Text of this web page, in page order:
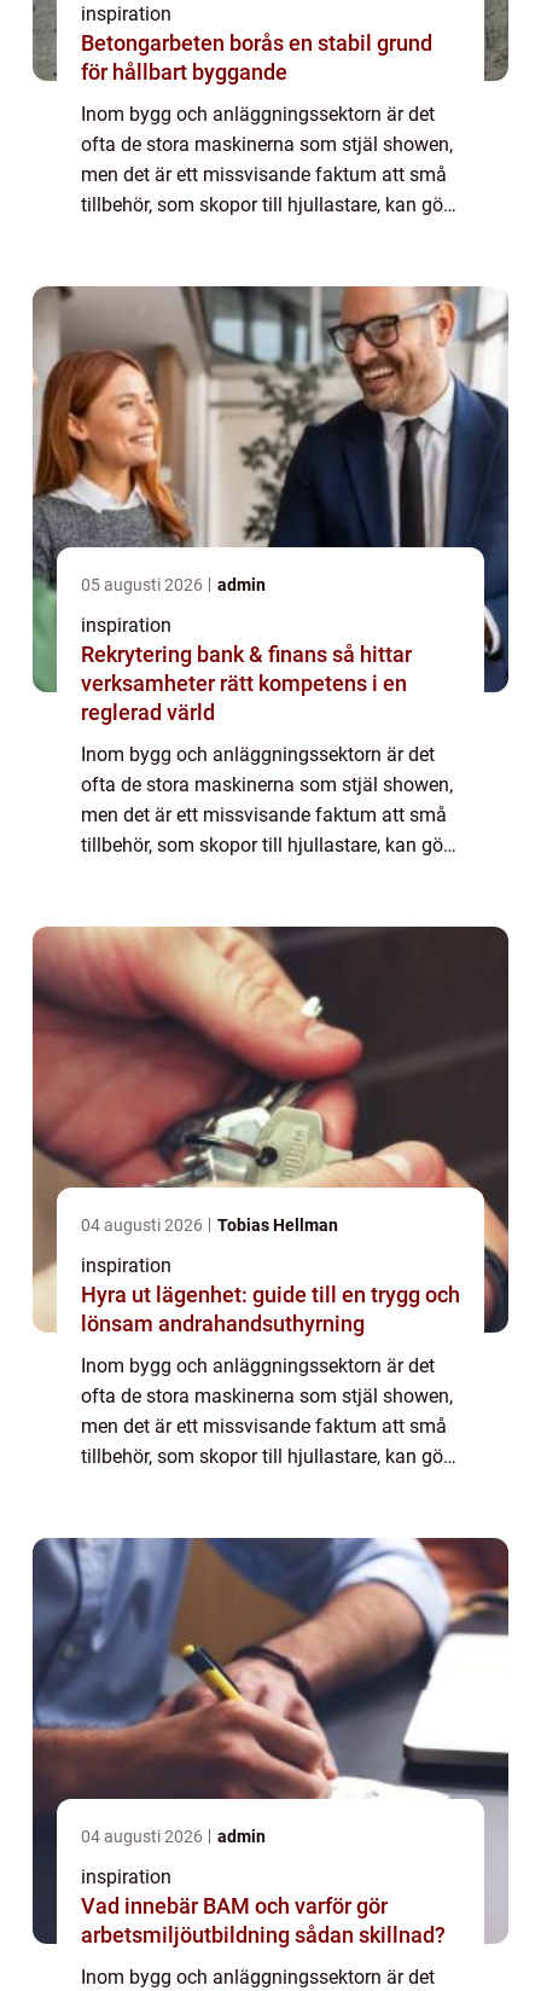
inspiration
Betongarbeten borås en stabil grund
för hållbart byggande
Inom bygg och anläggningssektorn är det
ofta de stora maskinerna som stjäl showen,
men det är ett missvisande faktum att små
tillbehör, som skopor till hjullastare, kan göra
05 augusti 2026 admin
inspiration
Rekrytering bank & finans så hittar
verksamheter rätt kompetens i en
reglerad värld
Inom bygg och anläggningssektorn är det
ofta de stora maskinerna som stjäl showen,
men det är ett missvisande faktum att små
tillbehör, som skopor till hjullastare, kan göra
04 augusti 2026 Tobias Hellman
inspiration
Hyra ut lägenhet: guide till en trygg och
lönsam andrahandsuthyrning
Inom bygg och anläggningssektorn är det
ofta de stora maskinerna som stjäl showen,
men det är ett missvisande faktum att små
tillbehör, som skopor till hjullastare, kan göra
04 augusti 2026 admin
inspiration
Vad innebär BAM och varför gör
arbetsmiljöutbildning sådan skillnad?
Inom bygg och anläggningssektorn är det